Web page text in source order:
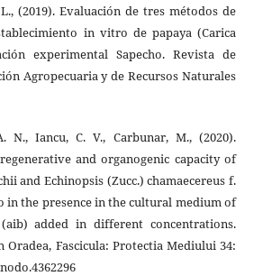
(2019). Evaluación de tres métodos de
in vitro de papaya (Carica
experimental Sapecho. Revista de
Agropecuaria y de Recursos Naturales
N., Iancu, C. V., Carbunar, M., (2020).
and organogenic capacity of
and Echinopsis (Zucc.) chamaecereus f.
the presence in the cultural medium of
added in different concentrations.
Fascicula: Protectia Mediului 34: